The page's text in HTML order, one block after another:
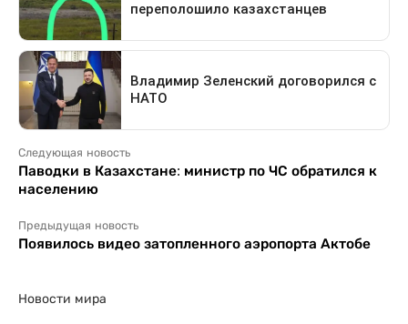
Следующая новость
Паводки в Казахстане: министр по ЧС обратился к
населению
Предыдущая новость
Появилось видео затопленного аэропорта Актобе
Новости мира